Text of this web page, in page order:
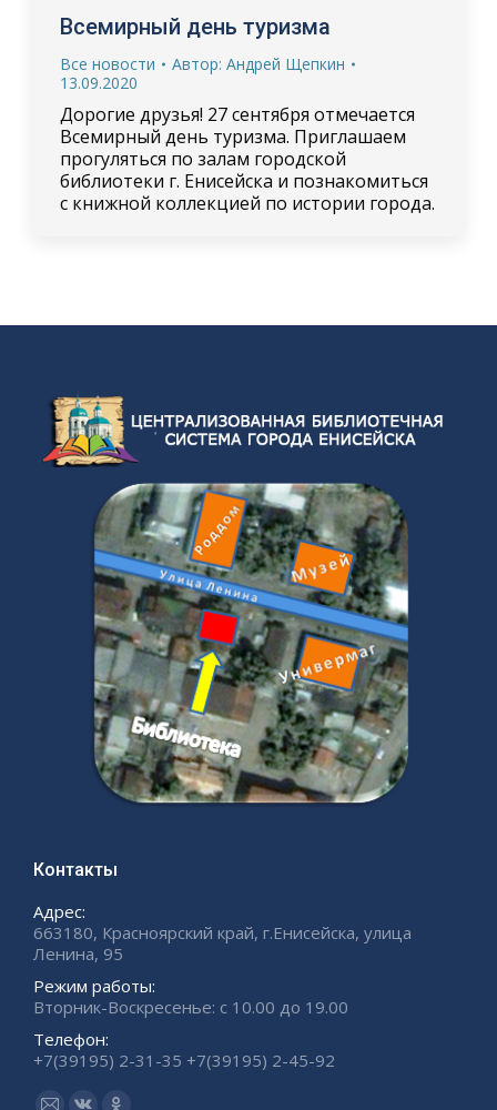
Всемирный день туризма
Все новости Автор: Андрей Щепкин
13.09.2020
Дорогие друзья! 27 сентября отмечается
Всемирный день туризма. Приглашаем
прогуляться по залам городской
библиотеки г. Енисейска и познакомиться
с книжной коллекцией по истории города.
Контакты
Адрес:
663180, Красноярский край, г.Енисейска, улица
Ленина, 95
Режим работы:
Вторник-Воскресенье: с 10.00 до 19.00
Телефон:
+7(39195) 2-31-35 +7(39195) 2-45-92
Ищите нас: